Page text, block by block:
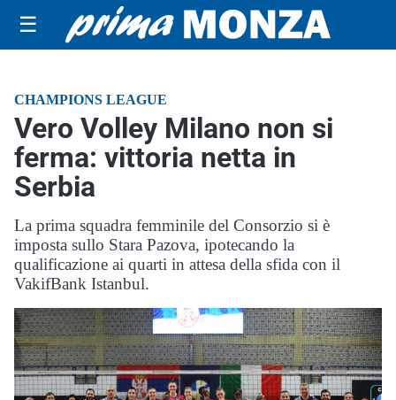
☰
CHAMPIONS LEAGUE
Vero Volley Milano non si
ferma: vittoria netta in
Serbia
La prima squadra femminile del Consorzio si è
imposta sullo Stara Pazova, ipotecando la
qualificazione ai quarti in attesa della sfida con il
VakifBank Istanbul.